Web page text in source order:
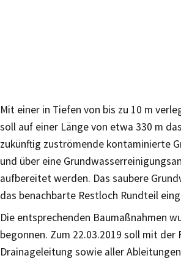
Mit einer in Tiefen von bis zu 10 m
soll auf einer Länge von etwa 330 m
zukünftig zuströmende kontaminierte
und über eine
aufbereitet werden. Das saubere
das benachbarte Restloch Rundteil
Die entsprechenden Baumaßnahmen
begonnen. Zum 22.03.2019 soll mit
Drainageleitung sowie aller